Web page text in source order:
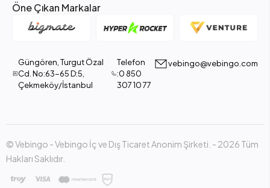
Öne Çıkan Markalar
Güngören, Turgut Özal
Cd. No:63-65 D:5,
Çekmeköy/İstanbul
Telefon
:0 850
307 10 77
vebingo@vebingo.com
© Vebingo - Vebingo İç ve Dış Ticaret Anonim Şirketi. - 2026 Tüm
Hakları Saklıdır.